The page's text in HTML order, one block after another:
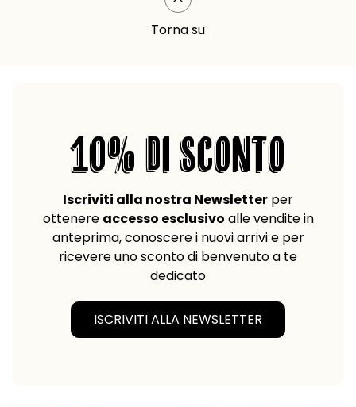
Torna su
10% DI SCONTO
Iscriviti alla nostra Newsletter per
ottenere accesso esclusivo alle vendite in
anteprima, conoscere i nuovi arrivi e per
ricevere uno sconto di benvenuto a te
dedicato
ISCRIVITI ALLA NEWSLETTER